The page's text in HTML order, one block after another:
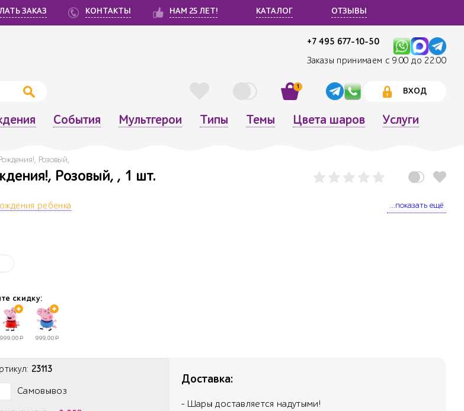
ЗАКАЗ КОНТАКТЫ НАМ 25 ЛЕТ! КАТАЛОГ ОТЗЫВЫ
+7 495 677-10-50
Заказы принимаем с 9:00 до 22:00
1
ВХОД
События Мультгерои Типы Темы Цвета шаров Услуги
Розовый,
Розовый, , 1 шт.
...показать ещё
ребенка
скидку:
999.00Р 999.00Р
23113
Самовывоз
Доставка:
- Шары доставляется надутыми!